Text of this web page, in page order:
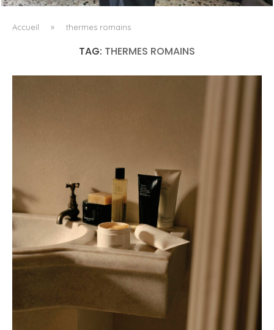
Accueil » thermes romains
TAG: THERMES ROMAINS